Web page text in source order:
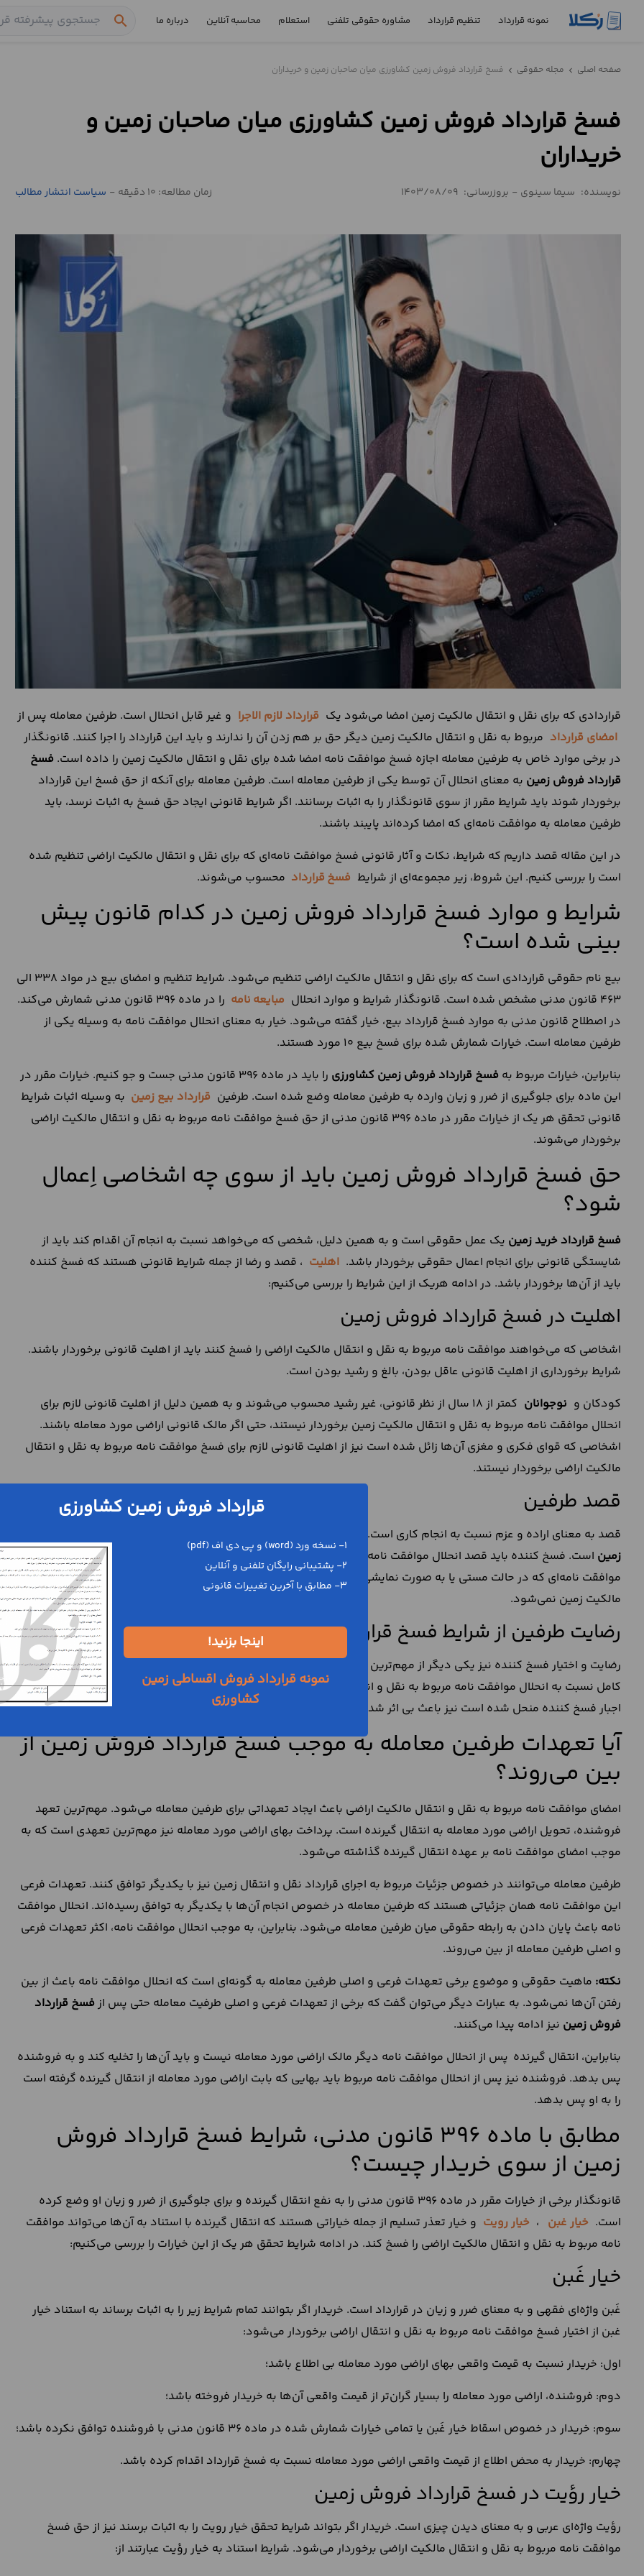
نمونه قرارداد تنظیم قرارداد مشاوره حقوقی تلفنی استعلام محاسبه آنلاین درباره ما search
قرارداد
تنظیم
حقوقی
صفحه اصلی chevron_left مجله حقوقی chevron_left فسخ قرارداد فروش زمین کشاورزی میان صاحبان زمین و خریداران
فسخ قرارداد فروش زمین کشاورزی میان صاحبان زمین و
خریداران
نویسنده: سیما سینوی - بروزرسانی: 1403/08/09 زمان مطالعه: 10 دقیقه - سیاست انتشار مطالب
قراردادی که برای نقل و انتقال مالکیت زمین امضا می‌شود یک قرارداد لازم الاجرا و غیر قابل انحلال است. طرفین معامله پس از
امضای قرارداد مربوط به نقل و انتقال مالکیت زمین دیگر حق بر هم زدن آن را ندارند و باید این قرارداد را اجرا کنند. قانونگذار
در برخی موارد خاص به طرفین معامله اجازه فسخ موافقت نامه‌ امضا شده برای نقل و انتقال مالکیت زمین را داده است. فسخ
قرارداد فروش زمین به معنای انحلال آن توسط یکی از طرفین معامله است. طرفین معامله برای آنکه از حق فسخ این قرارداد
برخوردار شوند باید شرایط مقرر از سوی قانونگذار را به اثبات برسانند. اگر شرایط قانونی ایجاد حق فسخ به اثبات نرسد، باید
طرفین معامله به موافقت نامه‌ای که امضا کرده‌اند پایبند باشند.
در این مقاله قصد داریم که شرایط، نکات و آثار قانونی فسخ موافقت نامه‌ای که برای نقل و انتقال مالکیت اراضی تنظیم شده
است را بررسی کنیم. این شروط، زیر مجموعه‌ای از شرایط فسخ قرارداد محسوب می‌شوند.
شرایط و موارد فسخ قرارداد فروش زمین در کدام قانون پیش
بینی شده است؟
بیع نام حقوقی قراردادی است که برای نقل و انتقال مالکیت اراضی تنظیم می‌شود. شرایط تنظیم و امضای بیع در مواد 338 الی
463 قانون مدنی مشخص شده است. قانونگذار شرایط و موارد انحلال
مبایعه نامه
را در ماده 396 قانون مدنی شمارش می‌کند.
در اصطلاح قانون مدنی به موارد فسخ قرارداد بیع، خیار گفته می‌شود. خیار به معنای انحلال موافقت نامه به وسیله یکی از
طرفین معامله است. خیارات شمارش شده برای فسخ بیع 10 مورد هستند.
بنابراین، خیارات مربوط به فسخ قرارداد فروش زمین کشاورزی
را باید در ماده 396 قانون مدنی جست و جو کنیم. خیارات مقرر در
این ماده برای جلوگیری از ضرر و زیان وارده به طرفین معامله وضع شده است. طرفین قرارداد بیع زمین به وسیله اثبات شرایط
قانونی تحقق هر یک از خیارات مقرر در ماده 396 قانون مدنی از حق فسخ موافقت نامه مربوط به نقل و انتقال مالکیت اراضی
برخوردار می‌شوند.
حق فسخ قرارداد فروش زمین باید از سوی چه اشخاصی اِعمال
شود؟
فسخ قرارداد خرید زمین یک عمل حقوقی است و به همین دلیل، شخصی که می‌خواهد نسبت به انجام آن اقدام کند باید از
شایستگی قانونی برای انجام اعمال حقوقی برخوردار باشد. اهلیت ، قصد و رضا از جمله شرایط قانونی هستند که فسخ کننده
باید از آن‌ها برخوردار باشد. در ادامه هریک از این شرایط را بررسی می‌کنیم:
اهلیت در فسخ قرارداد فروش زمین
اشخاصی که می‌خواهند موافقت نامه مربوط به نقل و انتقال مالکیت اراضی را فسخ کنند باید از اهلیت قانونی برخوردار باشند.
شرایط برخورداری از اهلیت قانونی عاقل بودن، بالغ و رشید بودن است.
کودکان و نوجوانان
کمتر از 18 سال از نظر قانونی، غیر رشید محسوب می‌شوند و به همین دلیل از اهلیت قانونی لازم برای
انحلال موافقت نامه مربوط به نقل و انتقال مالکیت زمین برخوردار نیستند، حتی اگر مالک قانونی اراضی مورد معامله باشند.
اشخاصی که قوای فکری و مغزی آن‌ها زائل شده است نیز از اهلیت قانونی لازم برای فسخ موافقت نامه مربوط به نقل و انتقال
مالکیت اراضی برخوردار نیستند.
قصد طرفین
قصد به معنای اراده و عزم نسبت به انجام کاری است. در واقع قصد فسخ کننده یکی از مهم‌ترین
زمین است. فسخ کننده باید قصد انحلال موافقت نامه مربوط به نقل و انتقال اراضی و پایان دادن به معامله را داشته باشد.
موافقت نامه‌ای که در حالت مستی یا به صورت نمایشی منحل شده است باعث بی اثر شدن معامله مربوط به نقل و انتقال
مالکیت زمین نمی‌شود.
رضایت طرفین از شرایط فسخ قرارداد فروش زمین
رضایت و اختیار فسخ کننده نیز یکی دیگر از مهم‌ترین
است. فسخ کننده باید با اختیار و رضایت
کامل نسبت به انحلال موافقت نامه مربوط به نقل و انتقال مالکیت زمین اقدام کند. موافقت نامه‌ای که در اثر تهدید فیزیکی و
اجبار فسخ کننده منحل شده است نیز باعث بی اثر شدن معامله مربوط به نقل و انتقال مالکیت اراضی نخواهد شد.
آیا تعهدات طرفین معامله به موجب فسخ قرارداد فروش زمین از
بین می‌روند؟
امضای موافقت نامه مربوط به نقل و انتقال مالکیت اراضی باعث ایجاد تعهداتی برای طرفین معامله می‌شود. مهم‌ترین تعهد
فروشنده، تحویل اراضی مورد معامله به انتقال گیرنده است. پرداخت بهای اراضی مورد معامله نیز مهم‌ترین تعهدی است که به
موجب امضای موافقت نامه بر عهده انتقال گیرنده گذاشته می‌شود.
طرفین معامله می‌توانند در خصوص جزئیات مربوط به اجرای قرارداد نقل و انتقال زمین نیز با یکدیگر توافق کنند. تعهدات فرعی
این موافقت نامه همان جزئیاتی هستند که طرفین معامله در خصوص انجام آن‌ها با یکدیگر به توافق رسیده‌اند. انحلال موافقت
نامه باعث پایان دادن به رابطه حقوقی میان طرفین معامله می‌شود. بنابراین، به موجب انحلال موافقت نامه، اکثر تعهدات فرعی
و اصلی طرفین معامله از بین می‌روند.
نکته: ماهیت حقوقی و موضوع برخی تعهدات فرعی و اصلی طرفین معامله به گونه‌ای است که انحلال موافقت نامه باعث از بین
رفتن آن‌ها نمی‌شود. به عبارات دیگر می‌توان گفت که برخی از تعهدات فرعی و اصلی طرفیت معامله حتی پس ازفسخ قرارداد
فروش زمین نیز ادامه پیدا می‌کنند.
بنابراین، انتقال گیرنده پس از انحلال موافقت نامه دیگر مالک اراضی مورد معامله نیست و باید آن‌ها را تخلیه کند و به فروشنده
پس بدهد. فروشنده نیز پس از انحلال موافقت نامه مربوط باید بهایی که بابت اراضی مورد معامله از انتقال گیرنده گرفته است
را به او پس بدهد.
مطابق با ماده 396 قانون مدنی، شرایط فسخ قرارداد فروش
زمین از سوی خریدار چیست؟
قانونگذار برخی از خیارات مقرر در ماده 396 قانون مدنی را به نفع انتقال گیرنده و برای جلوگیری از ضرر و زیان او وضع کرده
است. خیار غبن ، خیار رویت و خیار تعذر تسلیم از جمله خیاراتی هستند که انتقال گیرنده با استناد به آن‌ها می‌تواند موافقت
نامه مربوط به نقل و انتقال مالکیت اراضی را فسخ کند. در ادامه شرایط تحقق هر یک از این خیارات را بررسی می‌کنیم:
خیار غَبن
غَبن واژه‌ای فقهی و به معنای ضرر و زیان در قرارداد است. خریدار اگر بتوانند تمام شرایط زیر را به اثبات برساند به استناد خیار
غبن از اختیار فسخ موافقت نامه مربوط به نقل و انتقال اراضی برخوردار می‌شود:
اول: خریدار نسبت به قیمت واقعی بهای اراضی مورد معامله بی اطلاع باشد؛
دوم: فروشنده، اراضی مورد معامله را بسیار گران‌تر از قیمت واقعی آن‌ها به خریدار فروخته باشد؛
سوم: خریدار در خصوص اسقاط خیار غَبن یا تمامی خیارات شمارش شده در ماده 36 قانون مدنی با فروشنده توافق نکرده باشد؛
چهارم: خریدار به محض اطلاع از قیمت واقعی اراضی مورد معامله نسبت به فسخ قرارداد اقدام کرده باشد.
خیار رؤیت در فسخ قرارداد فروش زمین
رؤیت واژه‌ای عربی و به معنای دیدن چیزی است. خریدار اگر بتواند شرایط تحقق خیار رویت را به اثبات برسند نیز از حق فسخ
موافقت نامه مربوط به نقل و انتقال مالکیت اراضی برخوردار می‌شود. شرایط استناد به خیار رؤیت عبارتند از:
قرارداد فروش زمین کشاورزی
1- نسخه ورد (word) و پی دی اف (pdf)
2- پشتیبانی رایگان تلفنی و آنلاین
3- مطابق با آخرین تغییرات قانونی
اینجا بزنید!
نمونه قرارداد فروش اقساطی زمین
کشاورزی